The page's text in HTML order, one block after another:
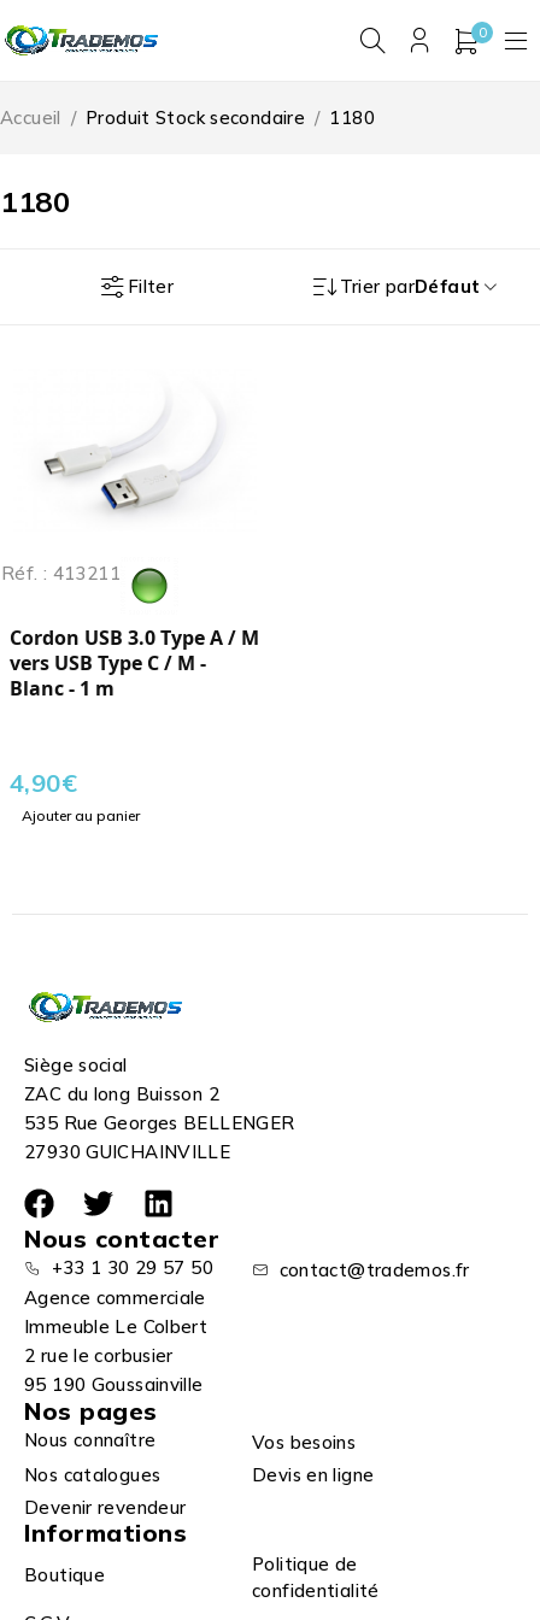
0
1180
Accueil / Produit Stock secondaire / 1180
Filter Trier parDéfaut
Réf. : 413211
Cordon USB 3.0 Type A / M
vers USB Type C / M -
Blanc - 1 m
4,90€
Ajouter au panier
Siège social
ZAC du long Buisson 2
535 Rue Georges BELLENGER
27930 GUICHAINVILLE
Nous contacter
+33 1 30 29 57 50
contact@trademos.fr
Agence commerciale
Immeuble Le Colbert
2 rue le corbusier
95 190 Goussainville
Nos pages
Nous connaître
Vos besoins
Nos catalogues
Devis en ligne
Devenir revendeur
Informations
Boutique
Politique de
confidentialité